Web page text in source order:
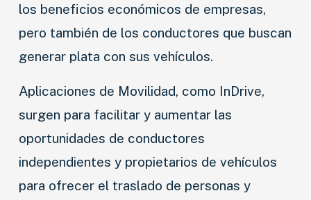
los beneficios económicos de empresas,
pero también de los conductores que buscan
generar plata con sus vehículos.
Aplicaciones de Movilidad, como InDrive,
surgen para facilitar y aumentar las
oportunidades de conductores
independientes y propietarios de vehículos
para ofrecer el traslado de personas y